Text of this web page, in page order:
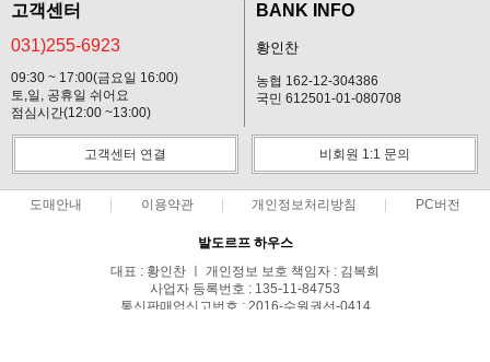
고객센터
031)255-6923
09:30 ~ 17:00(금요일 16:00)
토,일, 공휴일 쉬어요
점심시간(12:00 ~13:00)
BANK INFO
황인찬
농협 162-12-304386
국민 612501-01-080708
고객센터 연결 비회원 1:1 문의
도매안내 이용약관 개인정보처리방침 PC버전
발도르프 하우스
대표 : 황인찬 ㅣ 개인정보 보호 책임자 : 김복희
사업자 등록번호 : 135-11-84753
통신판매업신고번호 : 2016-수원권선-0414